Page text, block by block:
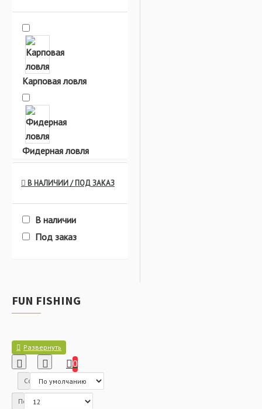
Карповая ловля
Фидерная ловля
Питание Плавающие
Всё для оснасток
В НАЛИЧИИ / ПОД ЗАКАЗ
В наличии
Под заказ
FUN FISHING
0
Сортировка:
Показать: